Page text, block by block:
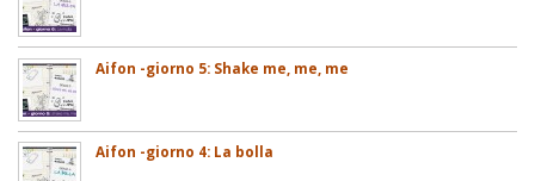
Aifon -giorno 5: Shake me, me, me
Aifon -giorno 4: La bolla